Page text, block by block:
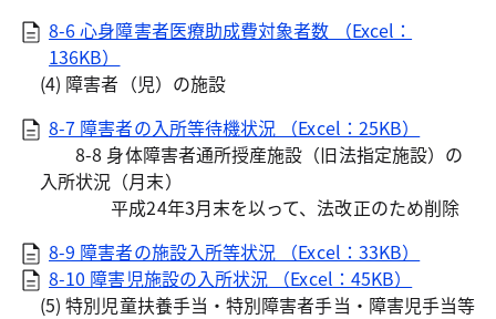
8-6 心身障害者医療助成費対象者数 （Excel：
136KB）
(4) 障害者（児）の施設
8-7 障害者の入所等待機状況 （Excel：25KB）
8-8 身体障害者通所授産施設（旧法指定施設）の
入所状況（月末）
平成24年3月末を以って、法改正のため削除
8-9 障害者の施設入所等状況 （Excel：33KB）
8-10 障害児施設の入所状況 （Excel：45KB）
(5) 特別児童扶養手当・特別障害者手当・障害児手当等